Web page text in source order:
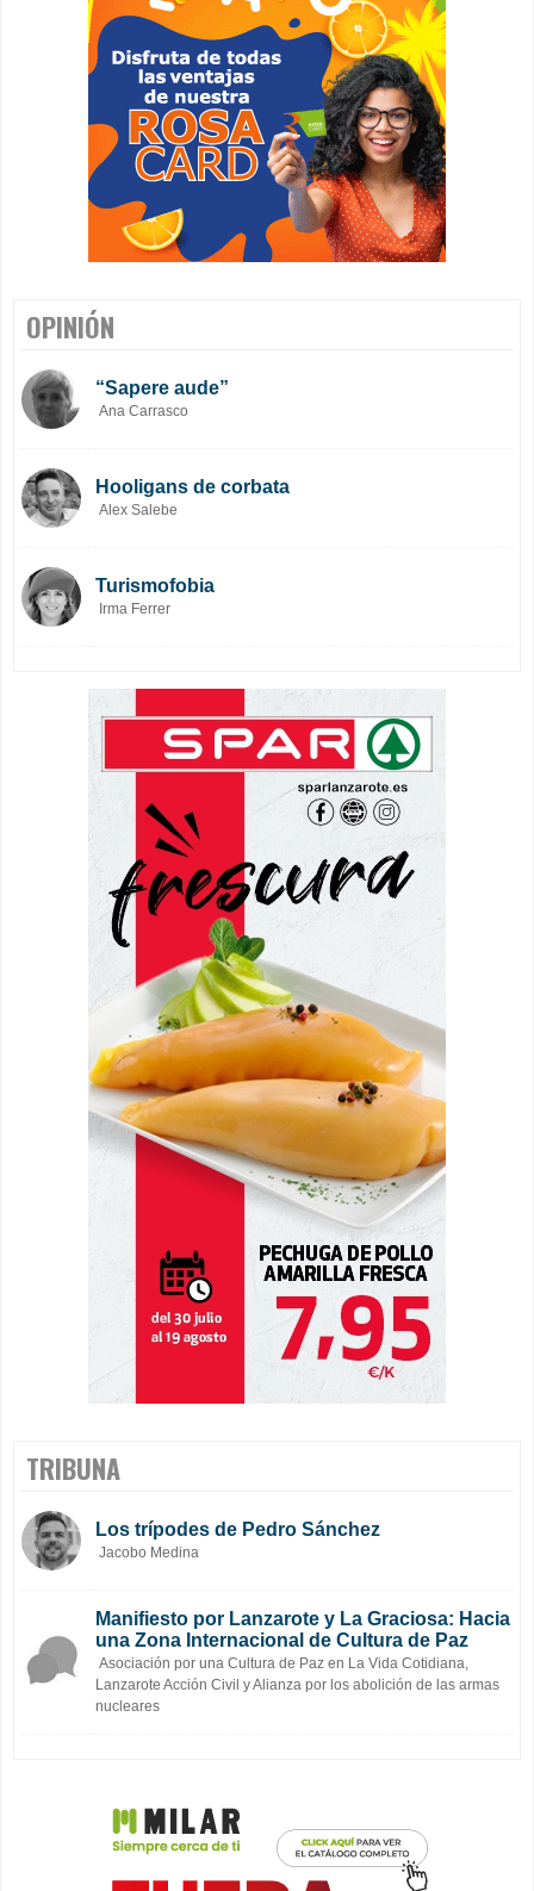
OPINIÓN
“Sapere aude”
Ana Carrasco
Hooligans de corbata
Alex Salebe
Turismofobia
Irma Ferrer
TRIBUNA
Los trípodes de Pedro Sánchez
Jacobo Medina
Manifiesto por Lanzarote y La Graciosa: Hacia
una Zona Internacional de Cultura de Paz
Asociación por una Cultura de Paz en La Vida Cotidiana,
Lanzarote Acción Civil y Alianza por los abolición de las armas
nucleares